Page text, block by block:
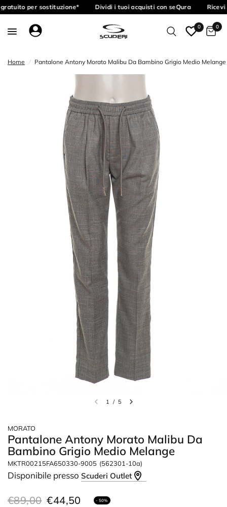
per sostituzione* Dividi i tuoi acquisti con seQura Ricevi
0 0
Home / Pantalone Antony Morato Malibu Da Bambino Grigio Medio Melange
1 / 5
MORATO
Pantalone Antony Morato Malibu Da
Bambino Grigio Medio Melange
MKTR00215FA650330-9005 (562301-10a)
Disponibile pressoScuderi Outlet
€89,00 €44,50 - 50%